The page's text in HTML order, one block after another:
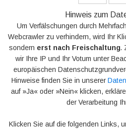
Hinweis zum
Um Verfälschungen durch
Webcrawler zu verhindern, wird Ihr
sondern erst nach Freischaltung.
wir Ihre IP und Ihr Votum unter
europäischen
Hinweise finden Sie in unserer
auf »Ja« oder »Nein« klicken,
der Verarbeitung
Klicken Sie auf die folgenden Links,